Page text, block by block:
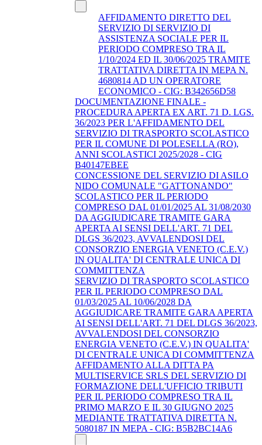
AFFIDAMENTO DIRETTO DEL
SERVIZIO DI SERVIZIO DI
ASSISTENZA SOCIALE PER IL
PERIODO COMPRESO TRA IL
1/10/2024 ED IL 30/06/2025 TRAMITE
TRATTATIVA DIRETTA IN MEPA N.
4680814 AD UN OPERATORE
ECONOMICO - CIG: B342656D58
DOCUMENTAZIONE FINALE -
PROCEDURA APERTA EX ART. 71 D. LGS.
36/2023 PER L'AFFIDAMENTO DEL
SERVIZIO DI TRASPORTO SCOLASTICO
PER IL COMUNE DI POLESELLA (RO),
ANNI SCOLASTICI 2025/2028 - CIG
B40147EBEE
CONCESSIONE DEL SERVIZIO DI ASILO
NIDO COMUNALE "GATTONANDO"
SCOLASTICO PER IL PERIODO
COMPRESO DAL 01/01/2025 AL 31/08/2030
DA AGGIUDICARE TRAMITE GARA
APERTA AI SENSI DELL'ART. 71 DEL
DLGS 36/2023, AVVALENDOSI DEL
CONSORZIO ENERGIA VENETO (C.E.V.)
IN QUALITA' DI CENTRALE UNICA DI
COMMITTENZA
SERVIZIO DI TRASPORTO SCOLASTICO
PER IL PERIODO COMPRESO DAL
01/03/2025 AL 10/06/2028 DA
AGGIUDICARE TRAMITE GARA APERTA
AI SENSI DELL'ART. 71 DEL DLGS 36/2023,
AVVALENDOSI DEL CONSORZIO
ENERGIA VENETO (C.E.V.) IN QUALITA'
DI CENTRALE UNICA DI COMMITTENZA
AFFIDAMENTO ALLA DITTA PA
MULTISERVICE SRLS DEL SERVIZIO DI
FORMAZIONE DELL'UFFICIO TRIBUTI
PER IL PERIODO COMPRESO TRA IL
PRIMO MARZO E IL 30 GIUGNO 2025
MEDIANTE TRATTATIVA DIRETTA N.
5080187 IN MEPA - CIG: B5B2BC14A6